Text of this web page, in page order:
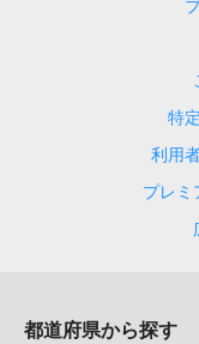
特
利用
プレミ
都道府県から探す